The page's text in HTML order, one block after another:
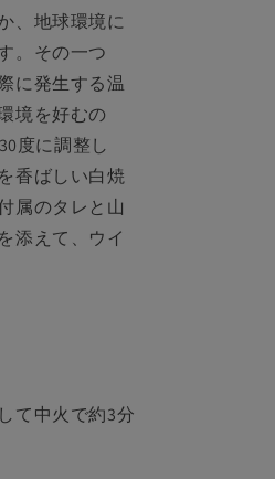
、 地球環境に
。その一つ
に発生する温
境を好むの
度に調整し
香ばしい白焼
属のタレと山
添えて、ウイ
て中火で約3分